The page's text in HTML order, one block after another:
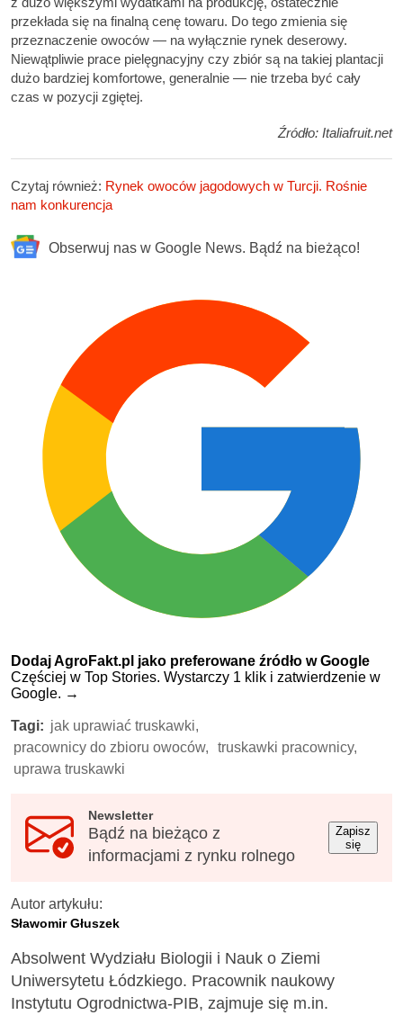
przekłada się na finalną cenę towaru. Do tego zmienia się
przeznaczenie owoców — na wyłącznie rynek deserowy.
Niewątpliwie prace pielęgnacyjny czy zbiór są na takiej plantacji
dużo bardziej komfortowe, generalnie — nie trzeba być cały
czas w pozycji zgiętej.
Źródło: Italiafruit.net
Czytaj również: Rynek owoców jagodowych w Turcji. Rośnie
nam konkurencja
Obserwuj nas w Google News. Bądź na bieżąco!
Dodaj AgroFakt.pl jako preferowane źródło w Google
Częściej w Top Stories. Wystarczy 1 klik i zatwierdzenie w
Google. →
Tagi: jak uprawiać truskawki,
pracownicy do zbioru owoców,
truskawki pracownicy,
uprawa truskawki
Newsletter
Bądź na bieżąco z
informacjami z rynku rolnego
Zapisz
się
Autor artykułu:
Sławomir Głuszek
Absolwent Wydziału Biologii i Nauk o Ziemi
Uniwersytetu Łódzkiego. Pracownik naukowy
Instytutu Ogrodnictwa-PIB, zajmuje się m.in.